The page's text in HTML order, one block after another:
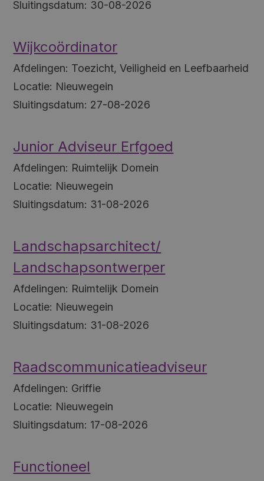
Sluitingsdatum: 30-08-2026
Wijkcoördinator
Afdelingen: Toezicht, Veiligheid en Leefbaarheid
Locatie: Nieuwegein
Sluitingsdatum: 27-08-2026
Junior Adviseur Erfgoed
Afdelingen: Ruimtelijk Domein
Locatie: Nieuwegein
Sluitingsdatum: 31-08-2026
Landschapsarchitect/
Landschapsontwerper
Afdelingen: Ruimtelijk Domein
Locatie: Nieuwegein
Sluitingsdatum: 31-08-2026
Raadscommunicatieadviseur
Afdelingen: Griffie
Locatie: Nieuwegein
Sluitingsdatum: 17-08-2026
Functioneel